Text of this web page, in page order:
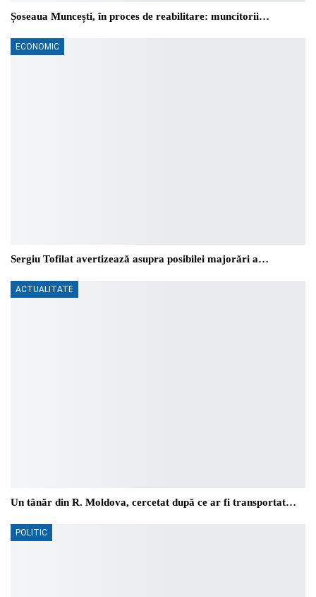
Șoseaua Muncești, în proces de reabilitare: muncitorii…
ECONOMIC
Sergiu Tofilat avertizează asupra posibilei majorări a…
ACTUALITATE
Un tânăr din R. Moldova, cercetat după ce ar fi transportat…
POLITIC